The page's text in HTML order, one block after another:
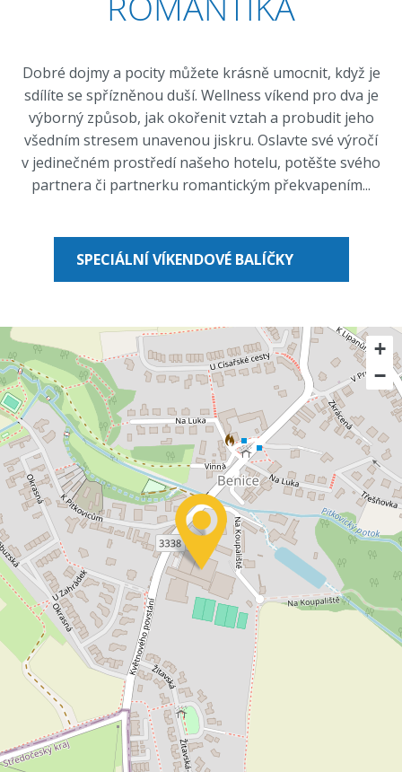
Dobré dojmy a pocity můžete krásně umocnit, když je
sdílíte se spřízněnou duší. Wellness víkend pro dva je
výborný způsob, jak okořenit vztah a probudit jeho
všedním stresem unavenou jiskru. Oslavte své výročí
v jedinečném prostředí našeho hotelu, potěšte svého
partnera či partnerku romantickým překvapením...
SPECIÁLNÍ VÍKENDOVÉ BALÍČKY
+
−